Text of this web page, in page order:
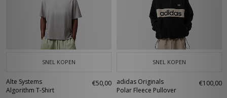
SNEL KOPEN
Alte Systems
Algorithm T-Shirt
€50,00
SNEL KOPEN
adidas Originals
Polar Fleece Pullover
€100,00